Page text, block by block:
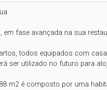
em fase avançada na sua
todos equipados com
ser utilizado no futuro para
m2 é composto por uma